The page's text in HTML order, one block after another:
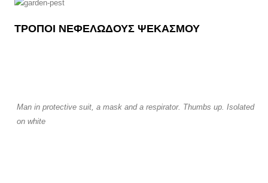
ΤΡΟΠΟΙ ΝΕΦΕΛΩΔΟΥΣ ΨΕΚΑΣΜΟΥ
Man in protective suit, a mask and a respirator. Thumbs up. Isolated
on white